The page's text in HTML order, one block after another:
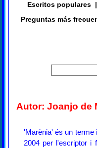
Escritos populares |
Preguntas más
Autor: Joanjo de
'Marènia' és un terme
2004 per l'escriptor i